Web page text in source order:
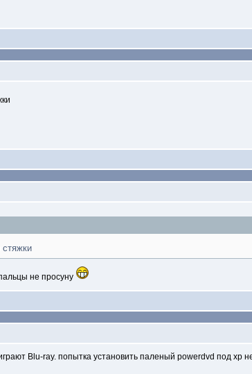
не просуну
Blu-ray. попытка установить паленый powerdvd под xp